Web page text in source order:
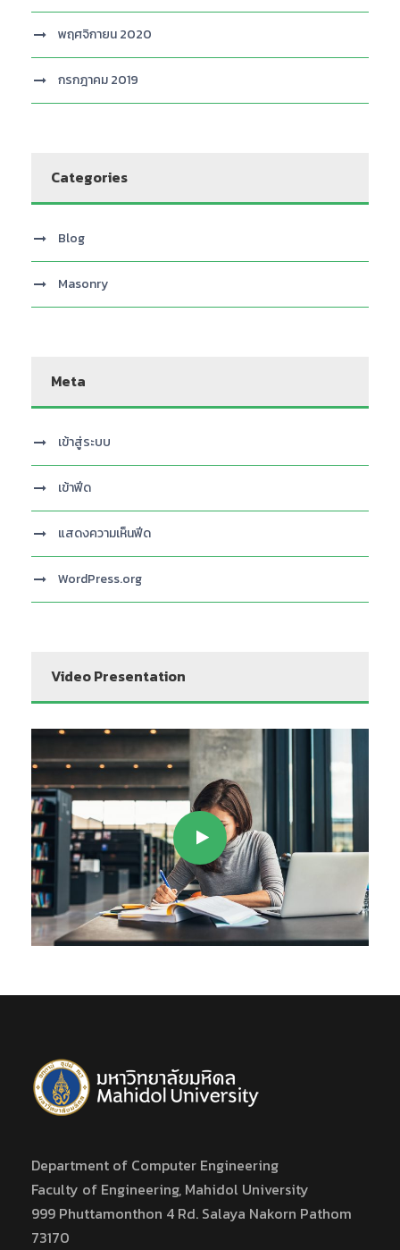
พฤศจิกายน 2020
กรกฎาคม 2019
Categories
Blog
Masonry
Meta
เข้าสู่ระบบ
เข้าฟีด
แสดงความเห็นฟีด
WordPress.org
Video Presentation
Department of Computer Engineering
Faculty of Engineering, Mahidol University
999 Phuttamonthon 4 Rd. Salaya Nakorn Pathom
73170